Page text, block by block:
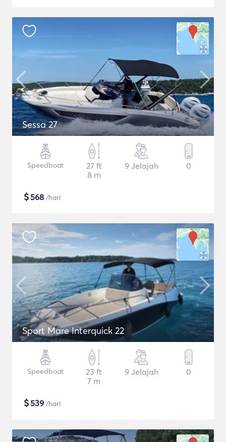
Sessa 27
Speedboat
27 ft
8 m
9 Jelajah 0
$568 /hari
Sport Mare Interquick 22
Speedboat
23 ft
7 m
9 Jelajah 0
$539 /hari